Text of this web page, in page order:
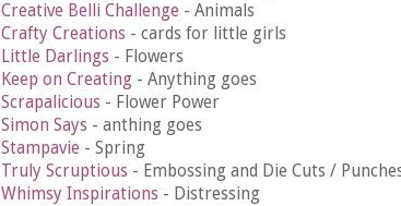
Creative Belli Challenge - Animals
Crafty Creations - cards for little girls
Little Darlings - Flowers
Keep on Creating - Anything goes
Scrapalicious - Flower Power
Simon Says - anthing goes
Stampavie - Spring
Truly Scruptious - Embossing and Die Cuts /
Whimsy Inspirations - Distressing